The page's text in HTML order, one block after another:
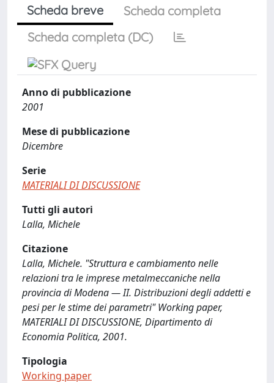
Scheda breve
Scheda completa
Scheda completa (DC)
Anno di pubblicazione
2001
Mese di pubblicazione
Dicembre
Serie
MATERIALI DI DISCUSSIONE
Tutti gli autori
Lalla, Michele
Citazione
Lalla, Michele. "Struttura e cambiamento nelle
relazioni tra le imprese metalmeccaniche nella
provincia di Modena — II. Distribuzioni degli addetti e
pesi per le stime dei parametri" Working paper,
MATERIALI DI DISCUSSIONE, Dipartimento di
Economia Politica, 2001.
Tipologia
Working paper